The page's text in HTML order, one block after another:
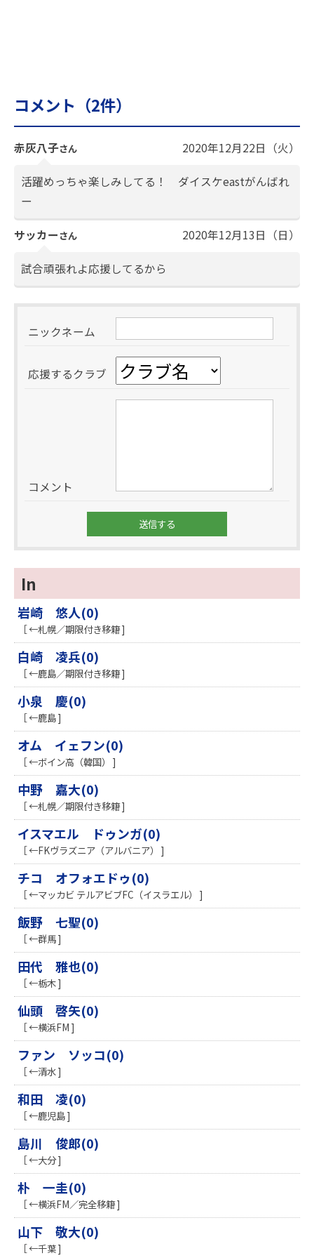
コメント（2件）
赤灰八子さん 2020年12月22日（火）
活躍めっちゃ楽しみしてる！ ダイスケeastがんばれ
ー
サッカー さん 2020年12月13日（日）
試合頑張れよ応援してるから
ニックネーム
応援するクラブ
コメント
In
岩崎 悠人(0)
［ ←札幌／期限付き移籍 ]
白崎 凌兵(0)
［ ←鹿島／期限付き移籍 ]
小泉 慶(0)
［ ←鹿島 ]
オム イェフン(0)
［ ←ボイン高（韓国） ]
中野 嘉大(0)
［ ←札幌／期限付き移籍 ]
イスマエル ドゥンガ(0)
［ ←FKヴラズニア（アルバニア） ]
チコ オフォエドゥ(0)
［ ←マッカビ テルアビブFC（イスラエル） ]
飯野 七聖(0)
［ ←群馬 ]
田代 雅也(0)
［ ←栃木 ]
仙頭 啓矢(0)
［ ←横浜FM ]
ファン ソッコ(0)
［ ←清水 ]
和田 凌(0)
［ ←鹿児島 ]
島川 俊郎(0)
［ ←大分 ]
朴 一圭(0)
［ ←横浜FM／完全移籍 ]
山下 敬大(0)
［ ←千葉 ]